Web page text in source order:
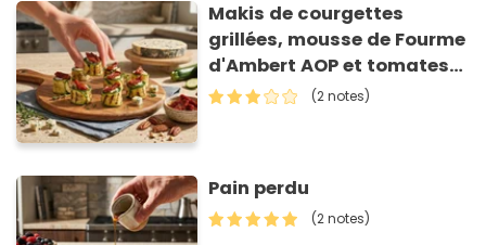
Makis de courgettes
grillées, mousse de Fourme
d'Ambert AOP et tomates
séchées
(2 notes)
Pain perdu
(2 notes)